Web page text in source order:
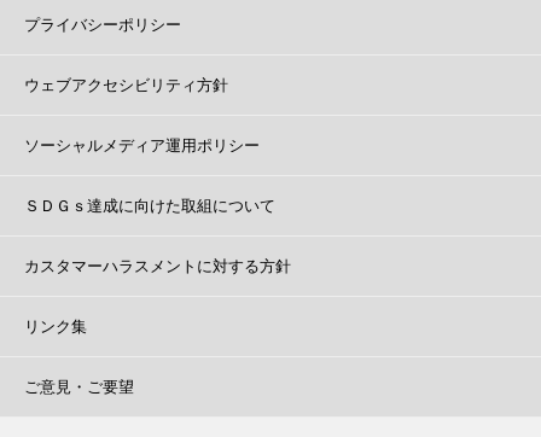
プライバシーポリシー
ウェブアクセシビリティ方針
ソーシャルメディア運用ポリシー
ＳＤＧｓ達成に向けた取組について
カスタマーハラスメントに対する方針
リンク集
ご意見・ご要望